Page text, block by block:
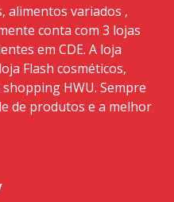
alimentos variados ,
conta com 3 lojas
em CDE. A loja
Flash cosméticos,
HWU. Sempre
de produtos e a melhor